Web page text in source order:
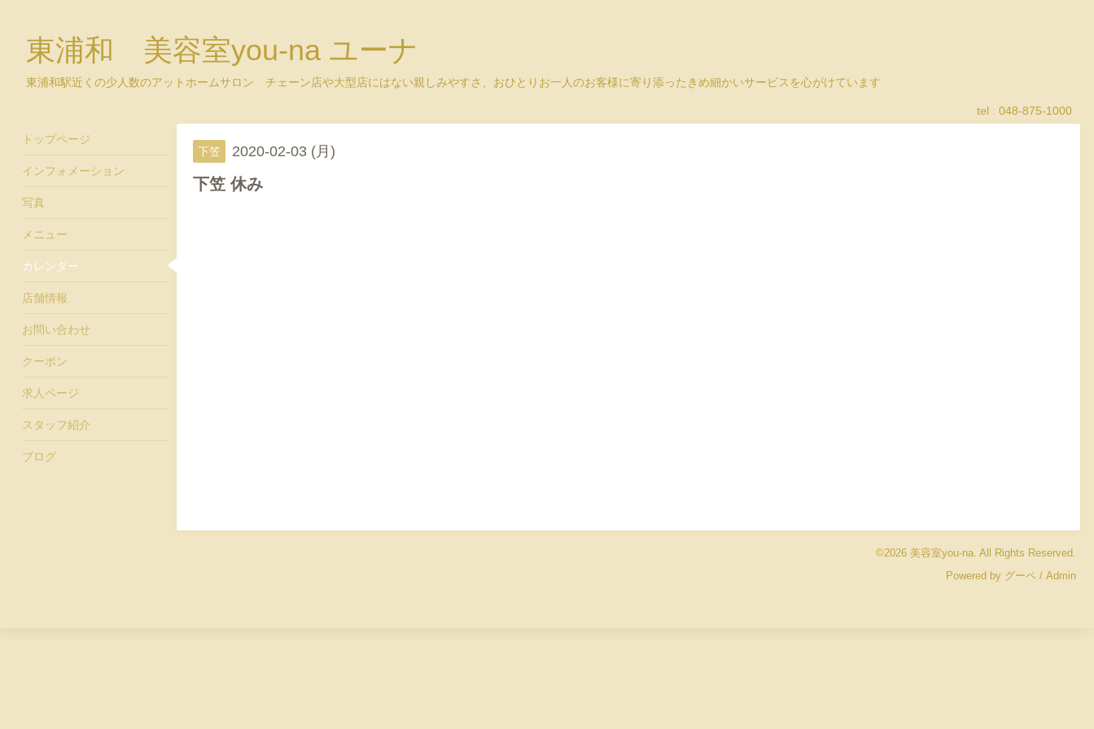
東浦和 美容室you-na ユーナ
東浦和駅近くの少人数のアットホームサロン チェーン店や大型店にはない親しみやすさ、おひとりお一人のお客様に寄り添ったきめ細かいサービスを心がけています
tel : 048-875-1000
下笠 2020-02-03 (月)
下笠 休み
©2026 美容室you-na. All Rights Reserved.
Powered by グーペ / Admin
トップページ
インフォメーション
写真
メニュー
カレンダー
店舗情報
お問い合わせ
クーポン
求人ページ
スタッフ紹介
ブログ